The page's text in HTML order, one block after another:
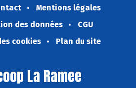
Mentions légales
des données
CGU
cookies
Plan du site
La Ramee